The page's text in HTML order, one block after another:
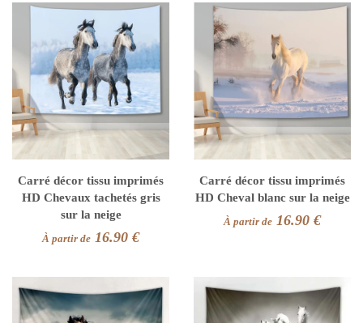
Carré décor tissu imprimés
HD Chevaux tachetés gris
sur la neige
À partir de 16.90 €
Carré décor tissu imprimés
HD Cheval blanc sur la neige
À partir de 16.90 €